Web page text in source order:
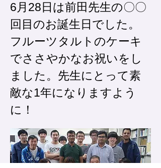
6月28日は前田先生の〇〇
回目のお誕生日でした。
フルーツタルトのケーキ
でささやかなお祝いをし
ました。 ​先生にとって素
敵な1年になりますよう
に！